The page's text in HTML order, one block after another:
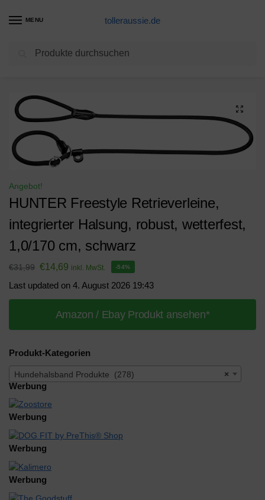
MENU tolleraussie.de
Hundehalsband Produkte / HUNTER Freestyle Retrieverleine, integrierter Halsung, robust, wetterfest, 1,0/170 cm, schwarz
Angebot!
HUNTER Freestyle Retrieverleine,
integrierter Halsung, robust, wetterfest,
1,0/170 cm, schwarz
€31,99 €14,69 inkl. MwSt. -54%
Last updated on 4. August 2026 19:43
Amazon / Ebay Produkt ansehen*
Produkt-Kategorien
×
Hundehalsband Produkte (278)
Werbung
Werbung
Werbung
Werbung